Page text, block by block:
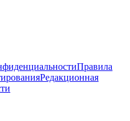
Правила
Редакционная